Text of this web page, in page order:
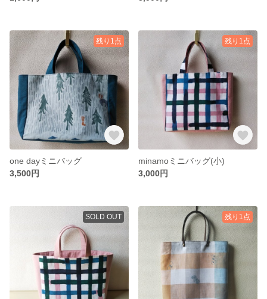
残り1点
one dayミニバッグ
3,500円
残り1点
minamoミニバッグ(小)
3,000円
SOLD OUT 残り1点